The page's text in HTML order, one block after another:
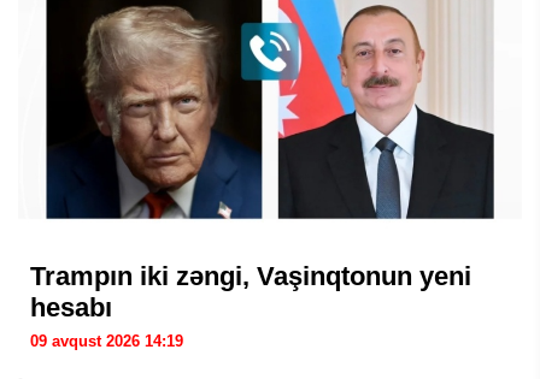
Trampın iki zəngi, Vaşinqtonun yeni
hesabı
09 avqust 2026 14:19